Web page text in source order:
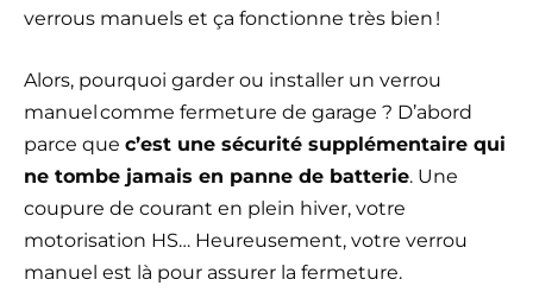
verrous manuels et ça fonctionne très bien !
Alors, pourquoi garder ou installer un verrou
manuel comme fermeture de garage ? D’abord
parce que c’est une sécurité supplémentaire qui
ne tombe jamais en panne de batterie. Une
coupure de courant en plein hiver, votre
motorisation HS… Heureusement, votre verrou
manuel est là pour assurer la fermeture.